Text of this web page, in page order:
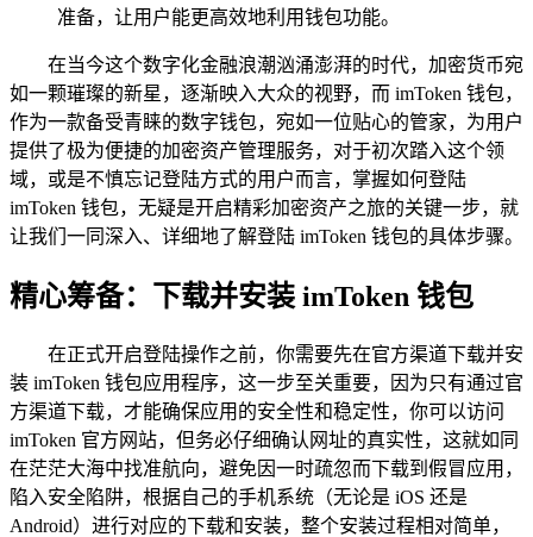
准备，让用户能更高效地利用钱包功能。
在当今这个数字化金融浪潮汹涌澎湃的时代，加密货币宛
如一颗璀璨的新星，逐渐映入大众的视野，而 imToken 钱包，
作为一款备受青睐的数字钱包，宛如一位贴心的管家，为用户
提供了极为便捷的加密资产管理服务，对于初次踏入这个领
域，或是不慎忘记登陆方式的用户而言，掌握如何登陆
imToken 钱包，无疑是开启精彩加密资产之旅的关键一步，就
让我们一同深入、详细地了解登陆 imToken 钱包的具体步骤。
精心筹备：下载并安装 imToken 钱包
在正式开启登陆操作之前，你需要先在官方渠道下载并安
装 imToken 钱包应用程序，这一步至关重要，因为只有通过官
方渠道下载，才能确保应用的安全性和稳定性，你可以访问
imToken 官方网站，但务必仔细确认网址的真实性，这就如同
在茫茫大海中找准航向，避免因一时疏忽而下载到假冒应用，
陷入安全陷阱，根据自己的手机系统（无论是 iOS 还是
Android）进行对应的下载和安装，整个安装过程相对简单，